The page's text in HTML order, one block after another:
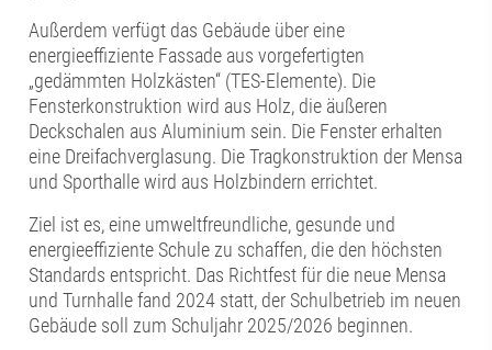
Außerdem verfügt das Gebäude über eine
energieeffiziente Fassade aus vorgefertigten
„gedämmten Holzkästen“ (TES-Elemente). Die
Fensterkonstruktion wird aus Holz, die äußeren
Deckschalen aus Aluminium sein. Die Fenster erhalten
eine Dreifachverglasung. Die Tragkonstruktion der Mensa
und Sporthalle wird aus Holzbindern errichtet.
Ziel ist es, eine umweltfreundliche, gesunde und
energieeffiziente Schule zu schaffen, die den höchsten
Standards entspricht. Das Richtfest für die neue Mensa
und Turnhalle fand 2024 statt, der Schulbetrieb im neuen
Gebäude soll zum Schuljahr 2025/2026 beginnen.